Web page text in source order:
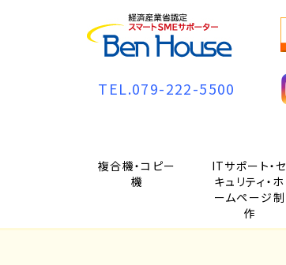
TEL.079-222-5500
複合機・コピー
機
ITサポート・セ
キュリティ・ホ
ームページ制
作